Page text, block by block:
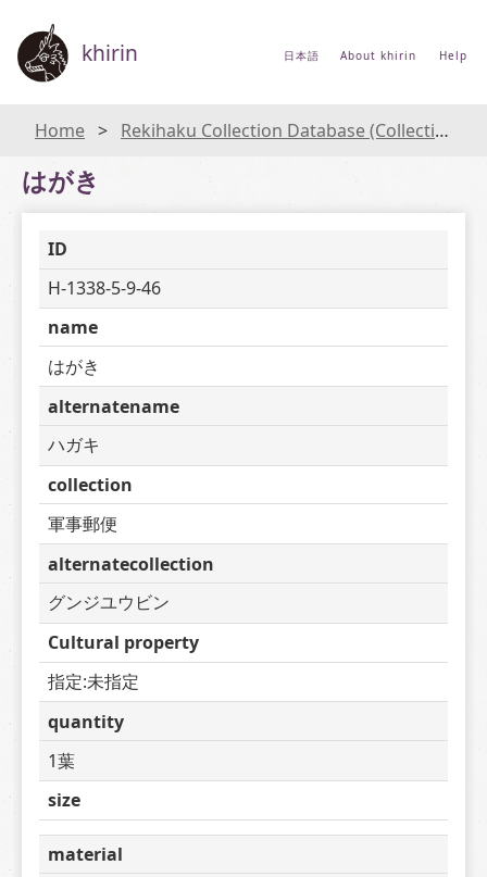
khirin 日本語 About khirin Help
Home Rekihaku Collection Database (Collections Database of the National Museum of Japanese History)
はがき
ID
H-1338-5-9-46
name
はがき
alternatename
ハガキ
collection
軍事郵便
alternatecollection
グンジユウビン
Cultural property
指定:未指定
quantity
1葉
size
material